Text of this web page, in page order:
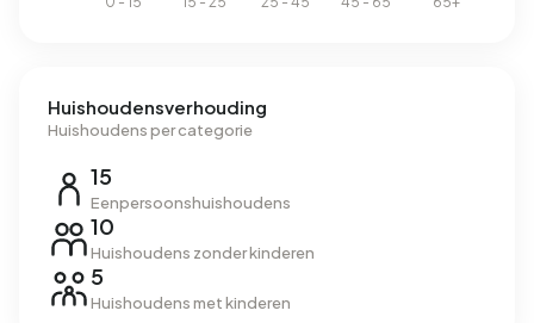
Huishoudensverhouding
Huishoudens per categorie
15
Eenpersoonshuishoudens
10
Huishoudens zonder kinderen
5
Huishoudens met kinderen